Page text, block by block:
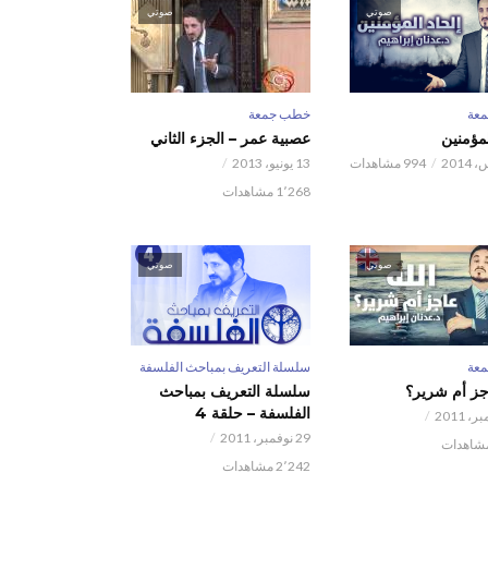
صوتي
994 مشاهدات
صوتي
خطب جمعة
عصبية عمر – الجزء الثاني
13 يونيو، 2013
1٬268 مشاهدات
صوتي
أم شرير؟
صوتي
سلسلة التعريف بمباحث الفلسفة
سلسلة التعريف بمباحث
الفلسفة – حلقة 4
29 نوفمبر، 2011
2٬242 مشاهدات